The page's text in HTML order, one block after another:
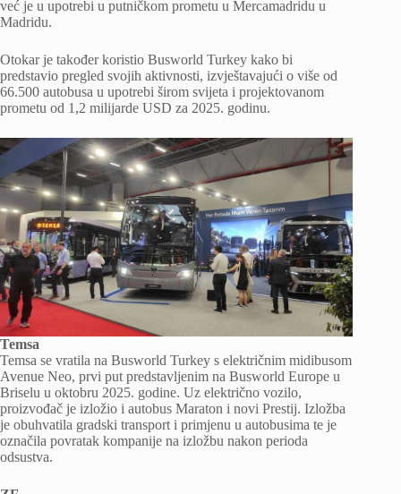
već je u upotrebi u putničkom prometu u Mercamadridu u
Madridu.
Otokar je također koristio Busworld Turkey kako bi
predstavio pregled svojih aktivnosti, izvještavajući o više od
66.500 autobusa u upotrebi širom svijeta i projektovanom
prometu od 1,2 milijarde USD za 2025. godinu.
Temsa
Temsa se vratila na Busworld Turkey s električnim midibusom
Avenue Neo, prvi put predstavljenim na Busworld Europe u
Briselu u oktobru 2025. godine. Uz električno vozilo,
proizvođač je izložio i autobus Maraton i novi Prestij. Izložba
je obuhvatila gradski transport i primjenu u autobusima te je
označila povratak kompanije na izložbu nakon perioda
odsustva.